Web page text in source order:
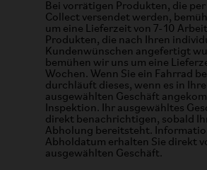
Bei vorrätigen Produkten, die per
Collect versendet werden,
um eine Lieferzeit von 7-10
Produkten, die nach Ihren
Kundenwünschen angefertigt
bemühen wir uns um eine
Wochen. Wenn Sie ein Fahrrad
durchläuft dieses, wenn es in
ausgewählten Geschäft
Inspektion. Ihr ausgewähltes
direkt benachrichtigen, sobald
Abholung bereitsteht.
Abholdatum erhalten Sie direkt
ausgewählten Geschäft.